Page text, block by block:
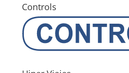
Controls